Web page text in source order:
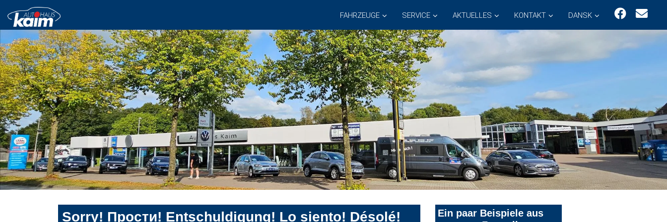
FAHRZEUGE SERVICE AKTUELLES KONTAKT DANSK
Sorry! Прости! Entschuldigung! Lo siento! Désolé!
Ein paar Beispiele aus